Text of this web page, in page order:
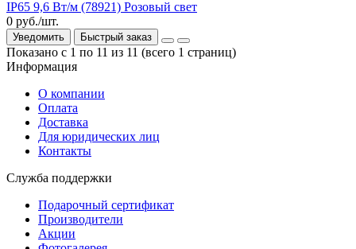
IP65 9,6 Вт/м (78921) Розовый свет
0 руб./шт.
Уведомить Быстрый заказ
Показано с 1 по 11 из 11 (всего 1 страниц)
Информация
О компании
Оплата
Доставка
Для юридических лиц
Контакты
Служба поддержки
Подарочный сертификат
Производители
Акции